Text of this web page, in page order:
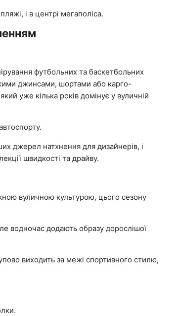
і в центрі мегаполіса.
футбольних та баскетбольних
джинсами, шортами або карго-
уже кілька років домінує у вуличній
джерел натхнення для дизайнерів, і
швидкості та драйву.
вуличною культурою, цього сезону
водночас додають образу дорослішої
виходить за межі спортивного стилю,